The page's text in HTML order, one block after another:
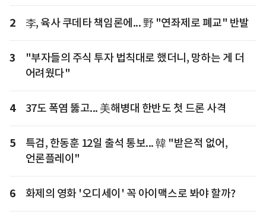
2 李, 육사 쿠데타 책임론에... 野 "연좌제로 폐교" 반발
3
"부자들의 주식 투자 법칙대로 했더니, 망하는 게 더
어려웠다"
4 37도 폭염 뚫고... 美해병대 한반도 첫 드론 사격
5
특검, 한동훈 12일 출석 통보... 韓 "받은적 없어,
언론플레이"
6 화제의 영화 '오디세이' 꼭 아이맥스로 봐야 할까?